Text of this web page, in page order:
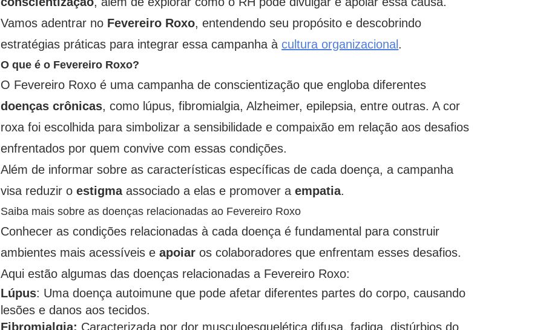
Vamos adentrar no Fevereiro Roxo, entendendo seu propósito e descobrindo
estratégias práticas para integrar essa campanha àcultura organizacional .
O que é o Fevereiro Roxo?
O Fevereiro Roxo é uma campanha de conscientização que engloba diferentes
doenças crônicas, como lúpus, fibromialgia, Alzheimer, epilepsia, entre outras. A cor
roxa foi escolhida para simbolizar a sensibilidade e compaixão em relação aos desafios
enfrentados por quem convive com essas condições.
Além de informar sobre as características específicas de cada doença, a campanha
visa reduzir oestigmaassociado a elas e promover aempatia.
Saiba mais sobre as doenças relacionadas ao Fevereiro Roxo
Conhecer as condições relacionadas à cada doença é fundamental para construir
ambientes mais acessíveis eapoiar os colaboradores que enfrentam esses desafios.
Aqui estão algumas das doenças relacionadas a Fevereiro Roxo:
Lúpus: Uma doença autoimune que pode afetar diferentes partes do corpo, causando
lesões e danos aos tecidos.
Fibromialgia: Caracterizada por dor musculoesquelética difusa, fadiga, distúrbios do